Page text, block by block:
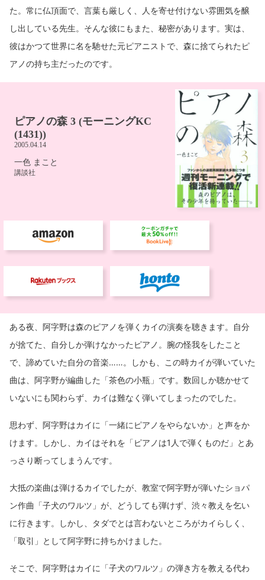
た。常に仏頂面で、言葉も厳しく、人を寄せ付けない雰囲気を醸
し出している先生。そんな彼にもまた、秘密があります。実は、
彼はかつて世界に名を馳せた元ピアニストで、森に捨てられたピ
アノの持ち主だったのです。
ある夜、阿字野は森のピアノを弾くカイの演奏を聴きます。自分
が捨てた、自分しか弾けなかったピアノ。腕の怪我をしたこと
で、諦めていた自分の音楽……。しかも、この時カイが弾いていた
曲は、阿字野が編曲した「茶色の小瓶」です。数回しか聴かせて
いないにも関わらず、カイは難なく弾いてしまったのでした。
思わず、阿字野はカイに「一緒にピアノをやらないか」と声をか
けます。しかし、カイはそれを「ピアノは1人で弾くものだ」とあ
っさり断ってしまうんです。
大抵の楽曲は弾けるカイでしたが、教室で阿字野が弾いたショパ
ン作曲「子犬のワルツ」が、どうしても弾けず、渋々教えを乞い
に行きます。しかし、タダでとは言わないところがカイらしく、
「取引」として阿字野に持ちかけました。
そこで、阿字野はカイに「子犬のワルツ」の弾き方を教える代わ